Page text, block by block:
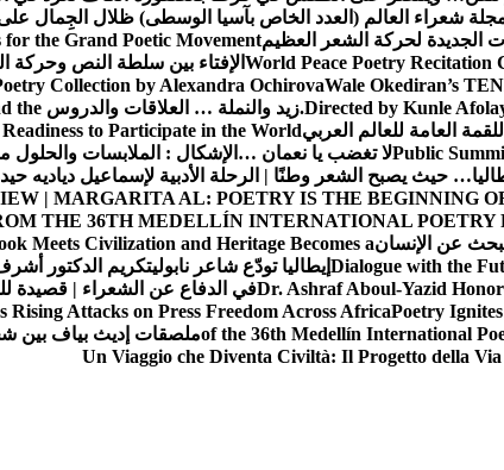
شعراء العالم (العدد الخاص بآسيا الوسطى) ظلال الجِمال
الجديدة لحركة الشعر العظيمthe Grand Poetic Movement
World Peace Poetry Recitation الإفتاء بين سلطة النص وحركة
Collection by Alexandra OchirovaWale Okediran’s
Directed by Kunle زيد والنملة … العلاقات والدروس the
العامة للعالم العربيto Participate in the World
Publicلا تغضب يا نعمان …الإشكال : الملابسات والحلول
حيث يصبح الشعر وطنًا | الرحلة الأدبية لإسماعيل دياديه
| MARGARITA AL: POETRY IS THE BEGINNING
THE 36TH MEDELLÍN INTERNATIONAL POETRY
عن الإنسانMeets Civilization and Heritage Becomes a
Dialogue with the إيطاليا تودّع شاعر نابوليتكريم الدكتور
Dr. Ashraf Aboul-Yazidفي الدفاع عن الشعراء | قصيدة
Attacks on Press Freedom Across AfricaPoetry
of the 36th Medellín Internationalملصقات إديث بياف بين
Un Viaggio che Diventa Civiltà: Il Progetto della